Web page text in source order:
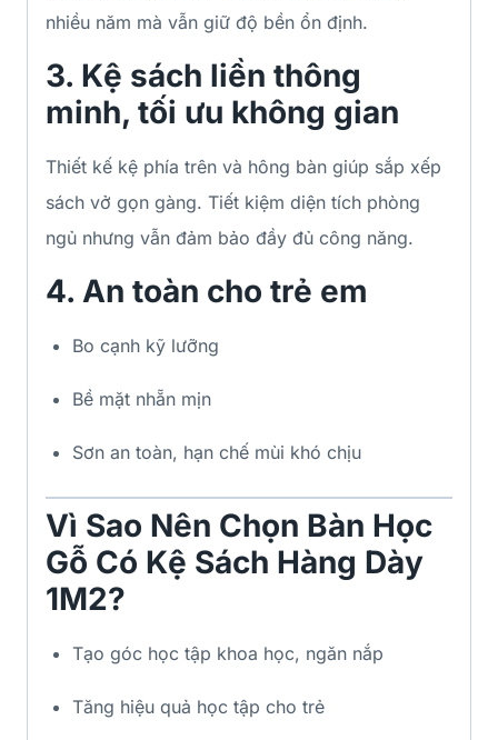
nhiều năm mà vẫn giữ độ bền ổn định.
3. Kệ sách liền thông
minh, tối ưu không gian
Thiết kế kệ phía trên và hông bàn giúp sắp xếp
sách vở gọn gàng. Tiết kiệm diện tích phòng
ngủ nhưng vẫn đảm bảo đầy đủ công năng.
4. An toàn cho trẻ em
Bo cạnh kỹ lưỡng
Bề mặt nhẵn mịn
Sơn an toàn, hạn chế mùi khó chịu
Vì Sao Nên Chọn Bàn Học
Gỗ Có Kệ Sách Hàng Dày
1M2?
Tạo góc học tập khoa học, ngăn nắp
Tăng hiệu quả học tập cho trẻ